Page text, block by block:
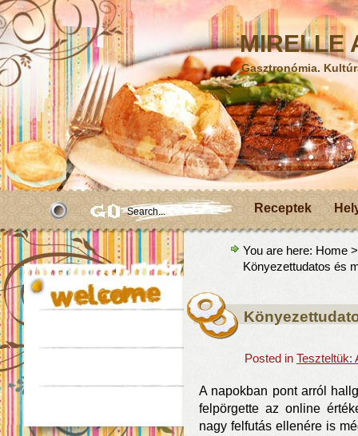
MIRELLE
Gasztronómia.
Receptek
You are here: Home
Könyezettudatos és
Posted in Teszteltük:
A napokban pont arról
felpörgette az online
nagy felfutás ellenére is